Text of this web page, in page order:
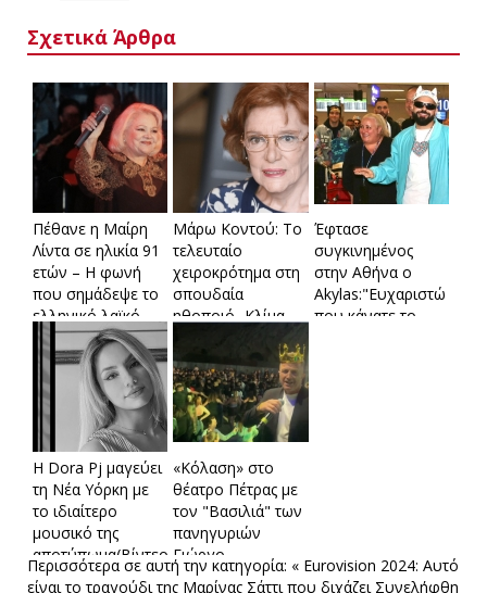
Σχετικά Άρθρα
Πέθανε η Μαίρη
Λίντα σε ηλικία 91
ετών – Η φωνή
που σημάδεψε το
ελληνικό λαϊκό
τραγούδι
Μάρω Κοντού: Το
τελευταίο
χειροκρότημα στη
σπουδαία
ηθοποιό- Κλίμα
Μητρόπολη
Αθηνών
Έφτασε
συγκινημένος
στην Αθήνα ο
Akylas:"Ευχαριστώ
που κάνατε το
Η Dora Pj μαγεύει
τη Νέα Υόρκη με
το ιδιαίτερο
μουσικό της
αποτύπωμα(Bίντεο)
«Κόλαση» στο
θέατρο Πέτρας με
τον "Βασιλιά" των
πανηγυριών
Γιώργο
Βελισσάρη(Βίντεο)
Περισσότερα σε αυτή την κατηγορία: « Eurovision 2024: Αυτό
είναι το τραγούδι της Μαρίνας Σάττι που διχάζει Συνελήφθη